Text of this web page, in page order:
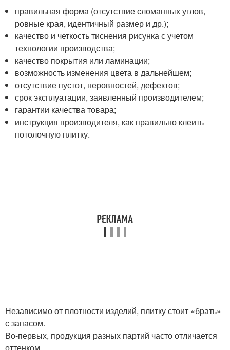
правильная форма (отсутствие сломанных углов,
ровные края, идентичный размер и др.);
качество и четкость тиснения рисунка с учетом
технологии производства;
качество покрытия или ламинации;
возможность изменения цвета в дальнейшем;
отсутствие пустот, неровностей, дефектов;
срок эксплуатации, заявленный производителем;
гарантии качества товара;
инструкция производителя, как правильно клеить
потолочную плитку.
Независимо от плотности изделий, плитку стоит «брать»
с запасом.
Во-первых, продукция разных партий часто отличается